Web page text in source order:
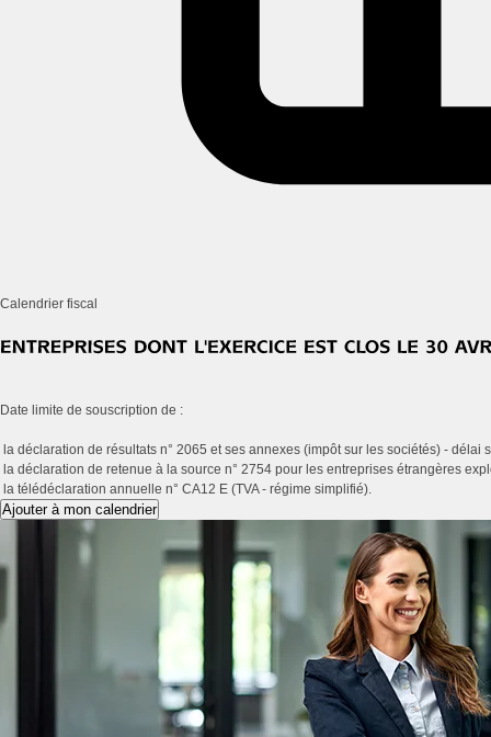
Calendrier fiscal
Date limite de souscription de :
la déclaration de résultats n° 2065 et ses annexes (impôt sur les sociétés) -
la déclaration de retenue à la source n° 2754 pour les entreprises étrangères
la télédéclaration annuelle n° CA12 E (TVA - régime simplifié).
Ajouter à mon calendrier